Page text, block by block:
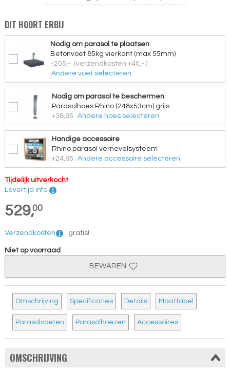
DIT HOORT ERBIJ
Nodig om parasol te plaatsen
Betonvoet 85kg vierkant (max 55mm)
+205,- (verzendkosten +40,- )
Andere voet selecteren
Nodig om parasol te beschermen
Parasolhoes Rhino (248x53cm) grijs
+38,95
Andere hoes selecteren
Handige accessoire
Rhino parasol vernevelsysteem
+24,95
Andere accessoire selecteren
Tijdelijk uitverkocht
Levertijd info
529,00
Verzendkosten : gratis!
Niet op voorraad
BEWAREN
Omschrijving Specificaties Details Maattabel
Parasolvoeten Parasolhoezen Accessoires
OMSCHRIJVING